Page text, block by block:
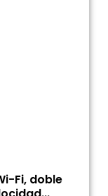
Fi, doble